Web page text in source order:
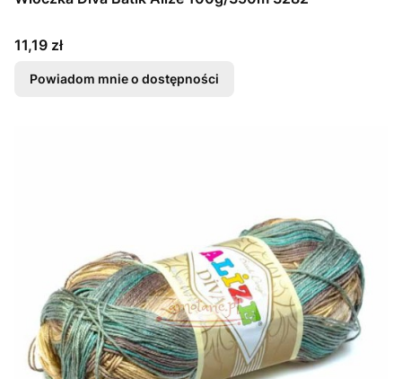
Cena
11,19 zł
Powiadom mnie o dostępności